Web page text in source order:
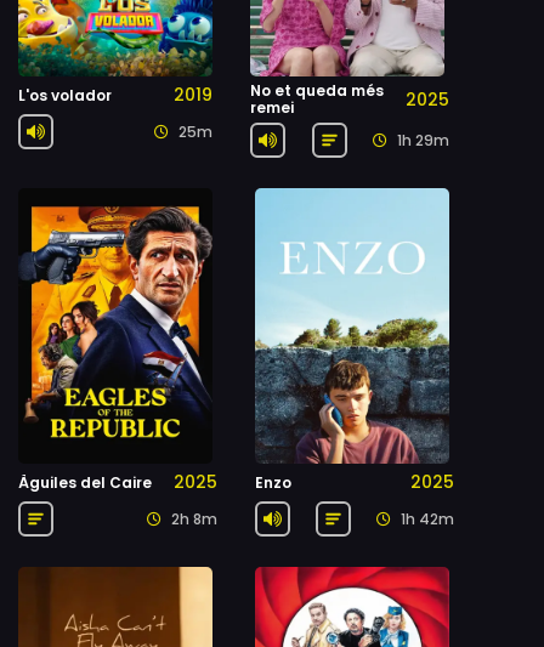
L'os volador 2019
25m
No et queda més
remei
2025
1h 29m
Àguiles del Caire 2025
2h 8m
Enzo 2025
1h 42m